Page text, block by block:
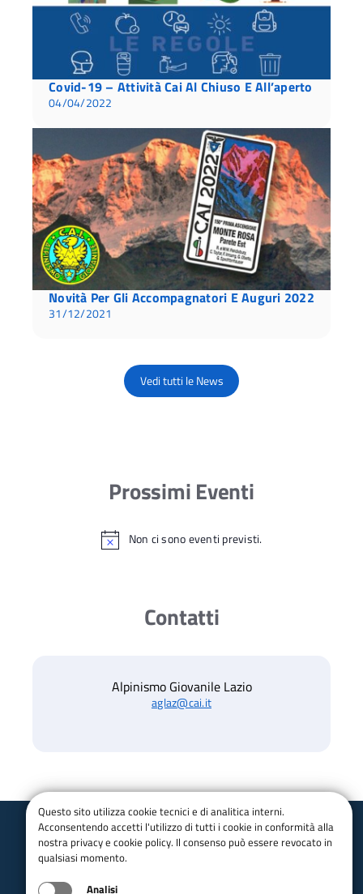
Covid-19 – Attività Cai Al Chiuso E All’aperto
04/04/2022
Novità Per Gli Accompagnatori E Auguri 2022
31/12/2021
Vedi tutti le News
Prossimi Eventi
Non ci sono eventi previsti.
Contatti
Alpinismo Giovanile Lazio
aglaz@cai.it
Club Alpino Italiano
Alpinismo Giovanile Lazio
Questo sito utilizza cookie tecnici e di analitica interni.
Acconsentendo accetti l'utilizzo di tutti i cookie in conformità alla
nostra privacy e cookie policy. Il consenso può essere revocato in
qualsiasi momento.
Analisi